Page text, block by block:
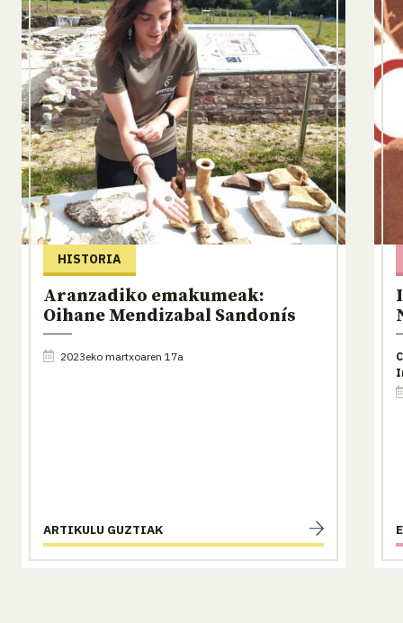
HISTORIA
Aranzadiko emakumeak:
Oihane Mendizabal Sandonís
2023eko martxoaren 17a
ARTIKULU GUZTIAK